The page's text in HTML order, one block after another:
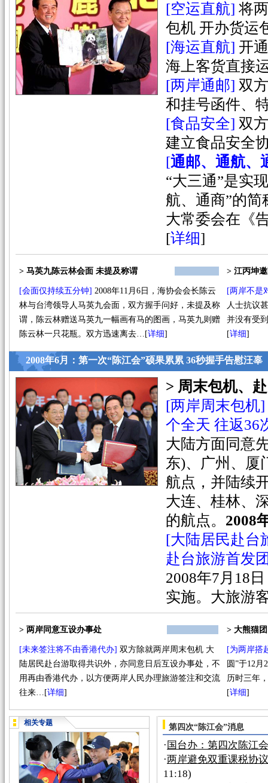
[空运直航] 将
包机 开办货运
[海运直航] 开
海上客货直接
[两岸通邮] 双
和挂号函件、
[食品安全] 双
建立食品安全
[通邮、通航、
“大三通”是实
航、通商”的简
大常委会在《
[详细]
> 马英九陈云林会面 未提及称谓 > 江丙坤
[会面仅持续五分钟] 2008年11月6日，海协会会长陈云
林与台湾领导人马英九会面，双方握手问好，未提及称
谓，陈云林赠送马英九一幅画有马的图画，马英九则赠
陈云林一只花瓶。双方迅速离去… [详细]
[两岸不是
人士抗议
并没有受
[详细]
2008年6月：第一次“陈江会”硕果累累 36秒握手告慰汪辜
> 周末包机、
[两岸周末包机]
个全天 往返36
大陆方面同意
东)、广州、厦
航点，并陆续
大连、桂林、
的航点。 2008
[大陆居民赴台
赴台旅游首发
2008年7月18
实施。大旅游
> 两岸同意互设办事处 > 大熊猫
[未来签注将不由香港代办] 双方除就两岸周末包机 大
陆居民赴台游取得共识外，亦同意日后互设办事处，不
用再由香港代办，以方便两岸人民办理旅游签注和交流
往来… [详细]
[为两岸搭
圆”于12
历时三年
[详细]
相关专题 第四次“陈江会”消息
· 国台办：第四次陈江
·两岸避免双重课税协
11:18)